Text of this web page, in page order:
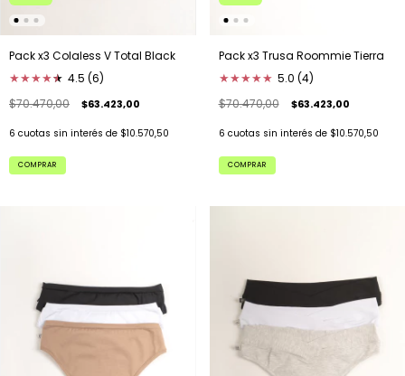
Pack x3 Colaless V Total Black
★★★★★
★ 4.5 (6)
$70.470,00
$63.423,00
6 cuotas sin interés de $10.570,50
COMPRAR
Pack x3 Trusa Roommie Tierra
★★★★★ 5.0 (4)
$70.470,00
$63.423,00
6 cuotas sin interés de $10.570,50
COMPRAR